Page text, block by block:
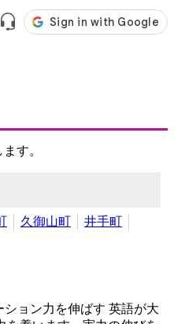
す。
久御山町
井手町
ョン力を伸ばす 英語が大